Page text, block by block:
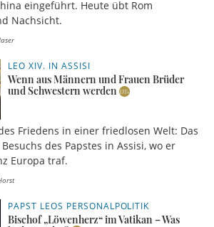
eingeführt. Heute übt Rom
Nachsicht.
LEO XIV. IN ASSISI
Wenn aus Männern und Frauen Brüder
und Schwestern werden
Friedens in einer friedlosen Welt: Das
des Papstes in Assisi, wo er
Europa traf.
PAPST LEOS PERSONALPOLITIK
Bischof „Löwenherz“ im Vatikan – Was